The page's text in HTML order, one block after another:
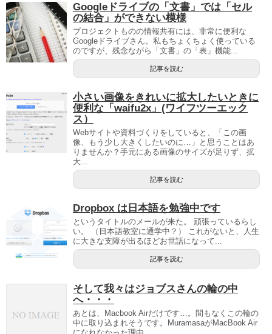
Googleドライブの「文書」では「セル
の結合」ができない模様
プロジェクトものの情報共有には、非常に便利な
Googleドライブさん。私もちょくちょく使っている
のですが、残念ながら「文書」の「表」機能...
記事を読む
小さい画像をきれいに拡大したいときに
便利な「waifu2x」(ワイフツーエック
ス）
Webサイトや資料づくりをしていると、「この画
像、もう少し大きくしたいのに…」と思うことはあ
りませんか？手元にある画像のサイズが足りず、拡
大...
記事を読む
Dropbox は日本語を勉強中です
というタイトルのメールが来た。 頑張っているらし
い。 （日本語教室に通学中？） これがないと、人生
に大きな支障が出るほどお世話になって...
記事を読む
そして我々はジョブスさんの輪の中
へ・・・
あとは、Macbook Airだけです…。間もなくこの輪の
中に取り込まれそうです。MuramasaがMacBook Air